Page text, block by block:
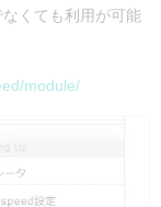
くても利用が可能
module/